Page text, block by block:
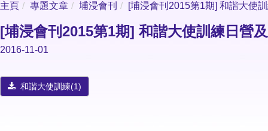
主頁 專題文章 埔浸會刊 [埔浸會刊2015第1期] 和諧大使
[埔浸會刊2015第1期] 和諧大使訓練日營
2016-11-01
和諧大使訓練(1)